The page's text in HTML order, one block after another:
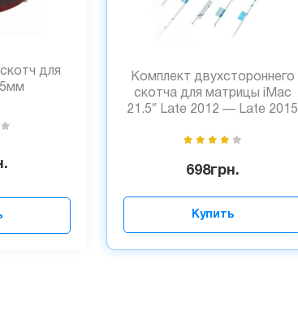
для
Комплект двухстороннего
скотча для матрицы iMac
21.5″ Late 2012 — Late 2015
698грн.
Купить